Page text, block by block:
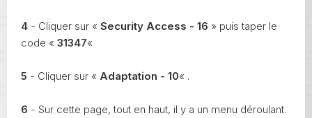
4 - Cliquer sur « Security Access - 16 » puis taper le
code « 31347«
5 - Cliquer sur « Adaptation - 10« .
6 - Sur cette page, tout en haut, il y a un menu déroulant.